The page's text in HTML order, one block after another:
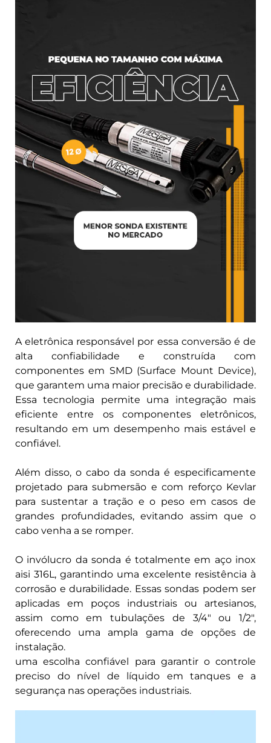
A eletrônica responsável por essa conversão é de
alta confiabilidade e construída com
componentes em SMD (Surface Mount Device),
que garantem uma maior precisão e durabilidade.
Essa tecnologia permite uma integração mais
eficiente entre os componentes eletrônicos,
resultando em um desempenho mais estável e
confiável.
Além disso, o cabo da sonda é especificamente
projetado para submersão e com reforço Kevlar
para sustentar a tração e o peso em casos de
grandes profundidades, evitando assim que o
cabo venha a se romper.
O invólucro da sonda é totalmente em aço inox
aisi 316L, garantindo uma excelente resistência à
corrosão e durabilidade. Essas sondas podem ser
aplicadas em poços industriais ou artesianos,
assim como em tubulações de 3/4″ ou 1/2″,
oferecendo uma ampla gama de opções de
instalação.
uma escolha confiável para garantir o controle
preciso do nível de líquido em tanques e a
segurança nas operações industriais.